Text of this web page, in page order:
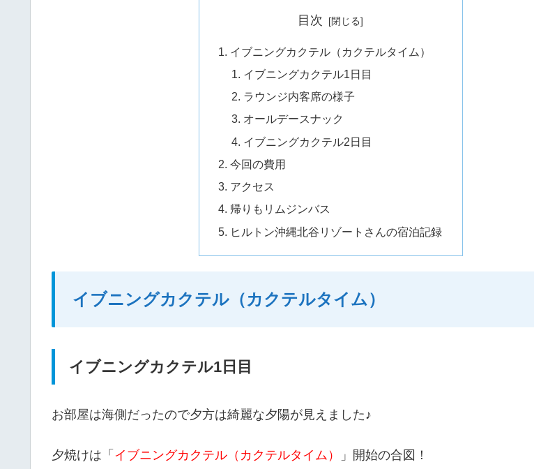
目次
イブニングカクテル（カクテルタイム）
イブニングカクテル1日目
ラウンジ内客席の様子
オールデースナック
イブニングカクテル2日目
今回の費用
アクセス
帰りもリムジンバス
ヒルトン沖縄北谷リゾートさんの宿泊記録
イブニングカクテル（カクテルタイム）
イブニングカクテル1日目
お部屋は海側だったので夕方は綺麗な夕陽が見えました♪
夕焼けは「 イブニングカクテル（カクテルタイム）
」開始の合図！